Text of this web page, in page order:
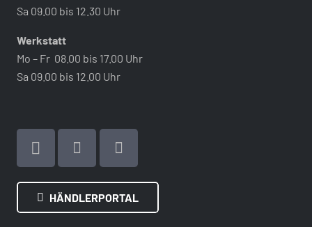
Sa 09.00 bis 12.30 Uhr
Werkstatt
Mo – Fr 08.00 bis 17.00 Uhr
Sa 09.00 bis 12.00 Uhr
HÄNDLERPORTAL